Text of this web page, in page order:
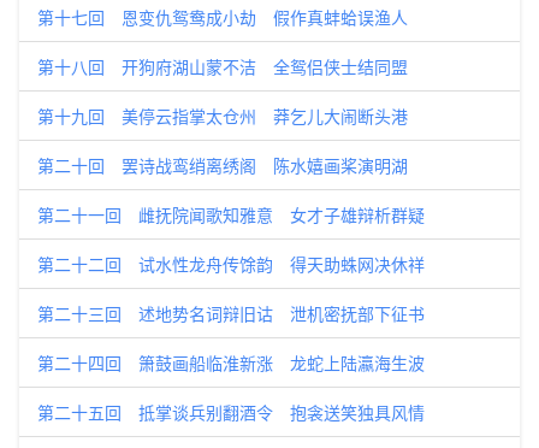
第十七回 恩变仇鸳鸯成小劫 假作真蚌蛤误渔人
第十八回 开狗府湖山蒙不洁 全鸳侣侠士结同盟
第十九回 美停云指掌太仓州 莽乞儿大闹断头港
第二十回 罢诗战鸾绡离绣阁 陈水嬉画桨演明湖
第二十一回 雌抚院闻歌知雅意 女才子雄辩析群疑
第二十二回 试水性龙舟传馀韵 得天助蛛网决休祥
第二十三回 述地势名词辩旧诂 泄机密抚部下征书
第二十四回 箫鼓画船临淮新涨 龙蛇上陆瀛海生波
第二十五回 抵掌谈兵别翻酒令 抱衾送笑独具风情